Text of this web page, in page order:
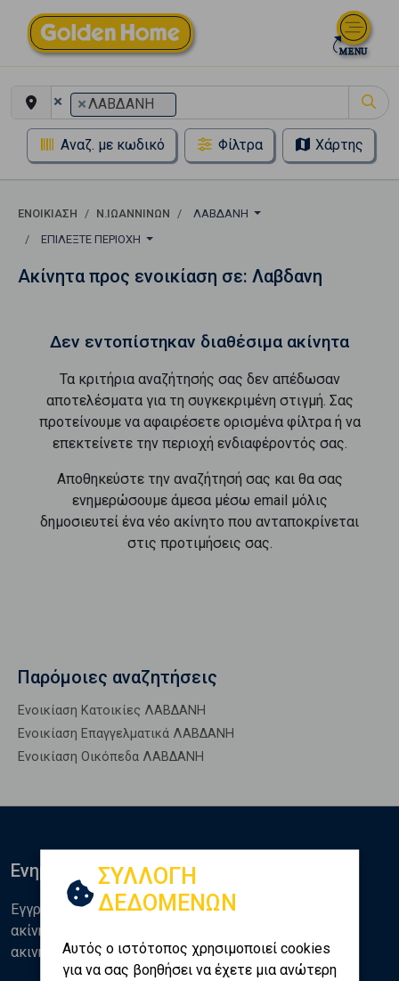
× ×ΛΑΒΔΑΝΗ
Αναζ. με κωδικό Φίλτρα Χάρτης
ΕΝΟΙΚΊΑΣΗ Ν.ΙΩΑΝΝΙΝΩΝ
ΛΑΒΔΑΝΗ
ΕΠΙΛΈΞΤΕ ΠΕΡΙΟΧΉ
Ακίνητα προς ενοικίαση σε: Λαβδανη
Δεν εντοπίστηκαν διαθέσιμα ακίνητα
Τα κριτήρια αναζήτησής σας δεν απέδωσαν
αποτελέσματα για τη συγκεκριμένη στιγμή. Σας
προτείνουμε να αφαιρέσετε ορισμένα φίλτρα ή να
επεκτείνετε την περιοχή ενδιαφέροντός σας.
Αποθηκεύστε την αναζήτησή σας και θα σας
ενημερώσουμε άμεσα μέσω email μόλις
δημοσιευτεί ένα νέο ακίνητο που ανταποκρίνεται
στις προτιμήσεις σας.
Παρόμοιες αναζητήσεις
Ενοικίαση Κατοικίες ΛΑΒΔΑΝΗ
Ενοικίαση Επαγγελματικά ΛΑΒΔΑΝΗ
Ενοικίαση Οικόπεδα ΛΑΒΔΑΝΗ
ΣΥΛΛΟΓΗ
ΔΕΔΟΜΕΝΩΝ
Αυτός ο ιστότοπος χρησιμοποιεί cookies
για να σας βοηθήσει να έχετε μια ανώτερη
Ενημερωθείτε
Εγγραφείτε στο newsletter της Golden Home για νέα
ακίνητα, αναλύσεις και διάφορα θέματα της αγοράς
ακινήτων